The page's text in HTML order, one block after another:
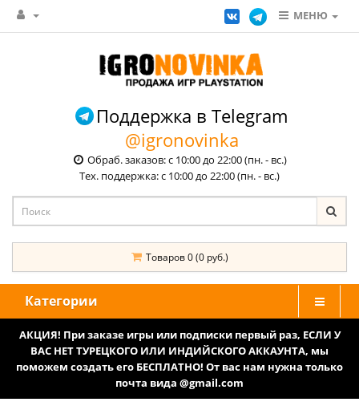
МЕНЮ
Поддержка в Telegram
@igronovinka
Обраб. заказов: с 10:00 до 22:00 (пн. - вс.)
Тех. поддержка: с 10:00 до 22:00 (пн. - вс.)
Товаров 0 (0 руб.)
Категории
АКЦИЯ! При заказе игры или подписки первый раз, ЕСЛИ У
ВАС НЕТ ТУРЕЦКОГО ИЛИ ИНДИЙСКОГО АККАУНТА, мы
поможем создать его БЕСПЛАТНО! От вас нам нужна только
почта вида @gmail.com